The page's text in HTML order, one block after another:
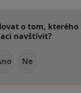
o tom, kterého
navštívit?
Ne